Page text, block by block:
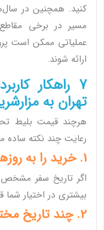
کنید. همچنین در
مسیر در برخی
عملیاتی ممکن است
ارائه شوند.
7 راهکار
تهران به
هرچند قیمت بلیط
رعایت چند نکته
1. خرید را به روزهای آخر موکول نکنید
اگر تاریخ سفر مشخص
بیشتری در اختیار شما
2. چند تاریخ مختلف را بررسی کنید